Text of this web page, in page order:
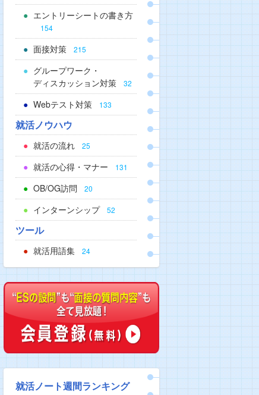
エントリーシートの書き方
154
面接対策 215
グループワーク・
ディスカッション対策
32
Webテスト対策 133
就活ノウハウ
就活の流れ 25
就活の心得・マナー 131
OB/OG訪問 20
インターンシップ 52
ツール
就活用語集 24
就活ノート週間ランキング